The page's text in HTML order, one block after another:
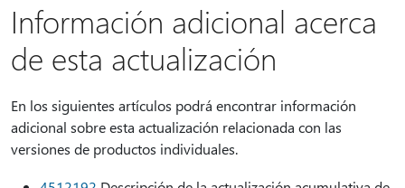
Información adicional acerca
de esta actualización
En los siguientes artículos podrá encontrar información
adicional sobre esta actualización relacionada con las
versiones de productos individuales.